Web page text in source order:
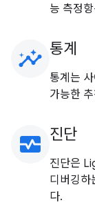
능 측정
insights 통계
통계는
가능한
monitor_heart 진단
진단은
디버깅하
다.